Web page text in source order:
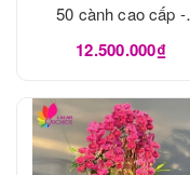
50 cành cao cấp -
LHD1182
12.500.000₫